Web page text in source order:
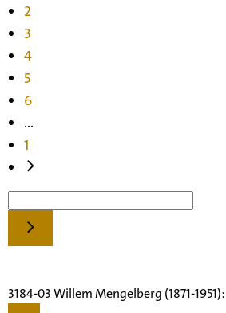
2
3
4
5
6
...
1
3184-03 Willem Mengelberg (1871-